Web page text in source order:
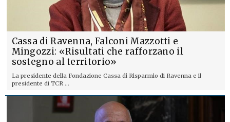
Cassa di Ravenna, Falconi Mazzotti e
Mingozzi: «Risultati che rafforzano il
sostegno al territorio»
La presidente della Fondazione Cassa di Risparmio di Ravenna e il
presidente di TCR ...